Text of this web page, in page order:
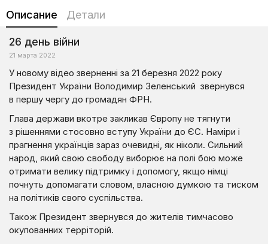
Описание Детали
26 день війни
21 марта 2022
У новому відео зверненні за 21 березня 2022 року
Президент України Володимир Зеленський звернувся
в першу чергу до громадян ФРН.
Глава держави вкотре закликав Європу не тягнути
з рішеннями стосовно вступу України до ЄС. Наміри і
прагнення українців зараз очевидні, як ніколи. Сильний
народ, який свою свободу виборює на полі бою може
отримати велику підтримку і допомогу, якщо німці
почнуть допомагати словом, власною думкою та тиском
на політиків свого суспільства.
Також Президент звернувся до жителів тимчасово
окупованних терріторій.